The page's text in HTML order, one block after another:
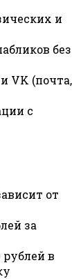
и
без
VK (почта,
с
от
за
в